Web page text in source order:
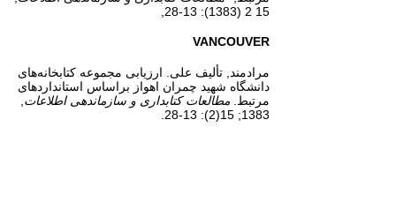
15 2 (1383): 13-28,
VANCOUVER
مرادمند, تألیف علی. ارزیابی مجموعه کتابخانه‌های
دانشگاه شهید چمران اهواز براساس استانداردهای
مرتبط. مطالعات کتابداری و سازماندهی اطلاعات
1383; 15(2): 13-28.